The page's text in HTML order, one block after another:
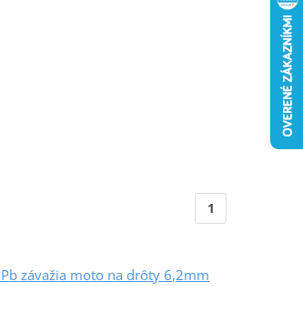
1
závažia moto na drôty 6,2mm